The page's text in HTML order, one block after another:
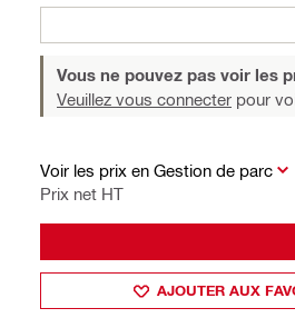
Vous ne pouvez pas voir les
Veuillez vous connecter pour
Voir les prix en Gestion de parc
Prix net HT
AJOUTER AUX